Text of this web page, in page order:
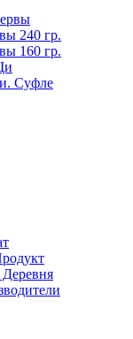
240 гр.
160 гр.
Суфле